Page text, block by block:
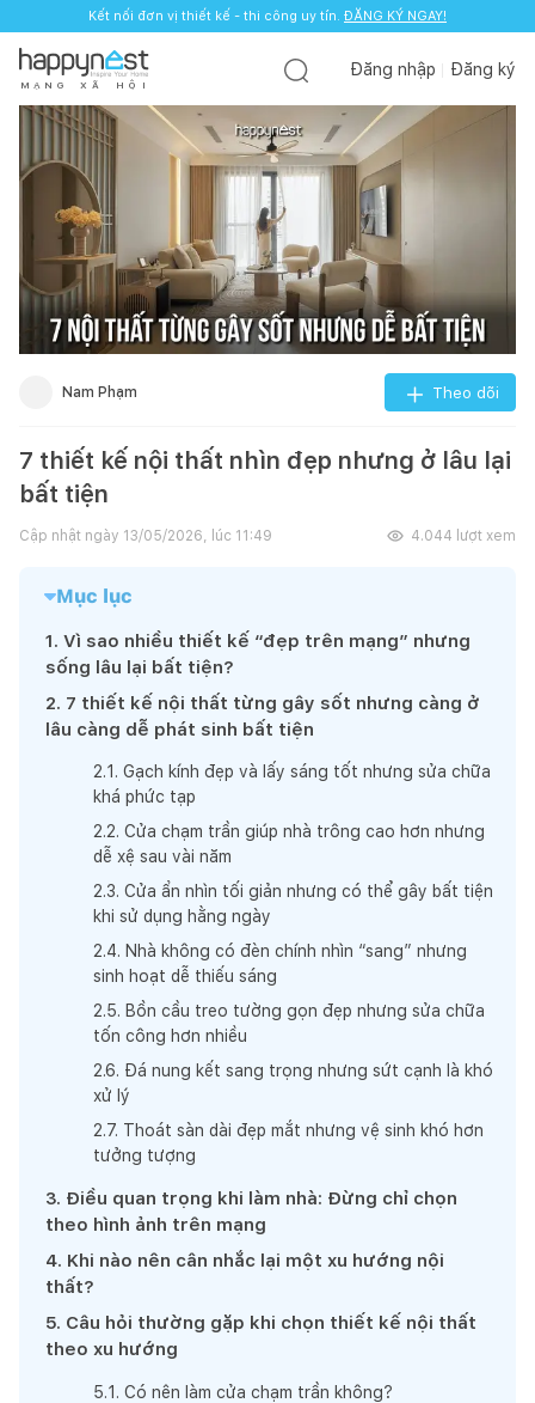
Kết nối đơn vị thiết kế - thi công uy tín. ĐĂNG KÝ NGAY!
M Ạ N G X Ã H Ộ I
Đăng nhập Đăng ký
Nam Phạm Theo dõi
7 thiết kế nội thất nhìn đẹp nhưng ở lâu lại
bất tiện
Cập nhật ngày 13/05/2026, lúc 11:49 4.044 lượt xem
Mục lục
1. Vì sao nhiều thiết kế “đẹp trên mạng” nhưng
sống lâu lại bất tiện?
2. 7 thiết kế nội thất từng gây sốt nhưng càng ở
lâu càng dễ phát sinh bất tiện
2.1 . Gạch kính đẹp và lấy sáng tốt nhưng sửa chữa
khá phức tạp
2.2. Cửa chạm trần giúp nhà trông cao hơn nhưng
dễ xệ sau vài năm
2.3. Cửa ẩn nhìn tối giản nhưng có thể gây bất tiện
khi sử dụng hằng ngày
2.4. Nhà không có đèn chính nhìn “sang” nhưng
sinh hoạt dễ thiếu sáng
2.5. Bồn cầu treo tường gọn đẹp nhưng sửa chữa
tốn công hơn nhiều
2.6. Đá nung kết sang trọng nhưng sứt cạnh là khó
xử lý
2.7. Thoát sàn dài đẹp mắt nhưng vệ sinh khó hơn
tưởng tượng
3. Điều quan trọng khi làm nhà: Đừng chỉ chọn
theo hình ảnh trên mạng
4. Khi nào nên cân nhắc lại một xu hướng nội
thất?
5. Câu hỏi thường gặp khi chọn thiết kế nội thất
theo xu hướng
5.1 . Có nên làm cửa chạm trần không?